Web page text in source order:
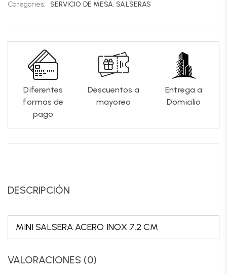
Categories: SERVICIO DE MESA, SALSERAS
Diferentes
formas de
pago
Descuentos a
mayoreo
Entrega a
Domicilio
DESCRIPCIÓN
MINI SALSERA ACERO INOX 7.2 CM
VALORACIONES (0)